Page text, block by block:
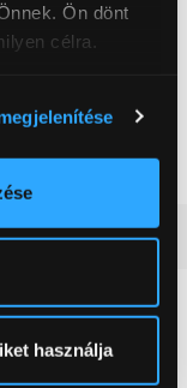
Ön dönt
célra.
annak konkrét
a
használja
N619EAXL4
hűtőszekrény